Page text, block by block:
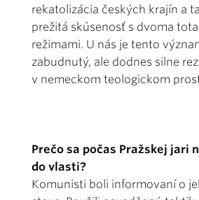
rekatolizácia českých krajín a
prežitá skúsenosť s dvoma
režimami. U nás je tento
zabudnutý, ale dodnes silne
v nemeckom teologickom
Prečo sa počas Pražskej jari
do vlasti?
Komunisti boli informovaní o